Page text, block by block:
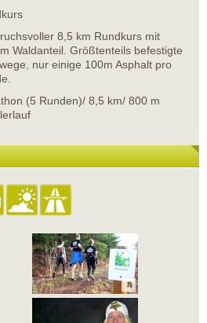
8,5 km Rundkurs mit
Waldanteil. Größtenteils befestigte
nur einige 100m Asphalt pro
(5 Runden)/ 8,5 km/ 800 m